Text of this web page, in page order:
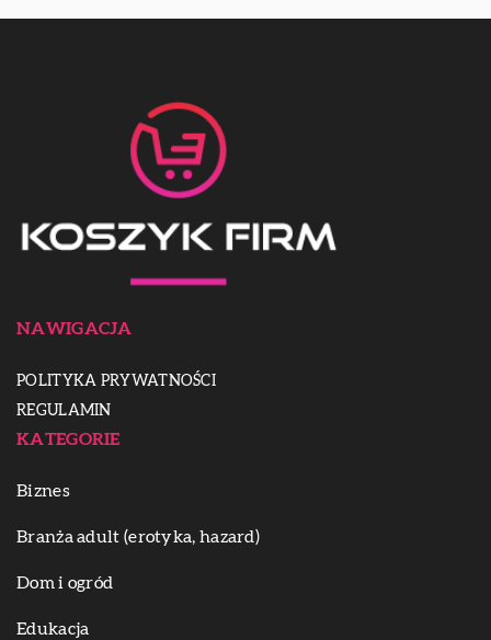
NAWIGACJA
POLITYKA PRYWATNOŚCI
REGULAMIN
KATEGORIE
Biznes
Branża adult (erotyka, hazard)
Dom i ogród
Edukacja